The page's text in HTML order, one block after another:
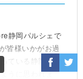
静岡パルシェで
皆様いかがお過
ている静岡マル
うに思われま